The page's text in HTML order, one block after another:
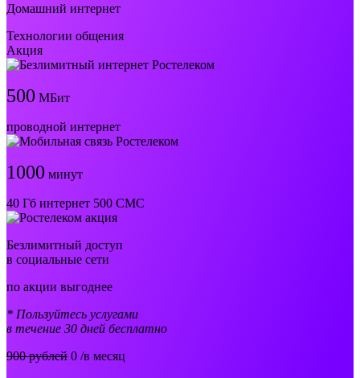
Домашний интернет
Технологии общения
Акция
500 МБит
проводной интернет
1000 минут
40 Гб интернет 500 СМС
Безлимитный доступ
в социальные сети
по акции выгоднее
* Пользуйтесь услугами
в течение 30 дней бесплатно
900 рублей 0 /в месяц